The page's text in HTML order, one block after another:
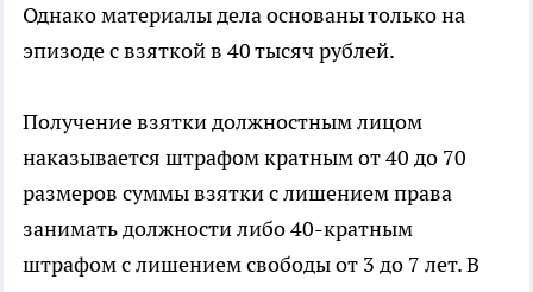
Однако материалы дела основаны только на
эпизоде с взяткой в 40 тысяч рублей.
Получение взятки должностным лицом
наказывается штрафом кратным от 40 до 70
размеров суммы взятки с лишением права
занимать должности либо 40-кратным
штрафом с лишением свободы от 3 до 7 лет. В